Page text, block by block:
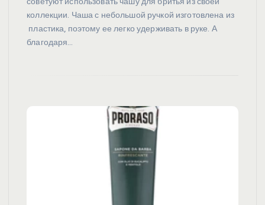
коллекции. Чаша с небольшой ручкой изготовлена из
пластика, поэтому ее легко удерживать в руке. А
благодаря…